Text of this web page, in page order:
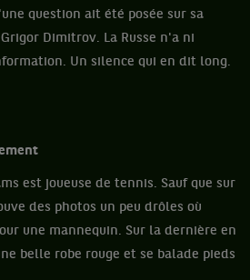
question ait été posée sur sa
Dimitrov. La Russe n'a ni
Un silence qui en dit long.
est joueuse de tennis. Sauf que sur
des photos un peu drôles où
une mannequin. Sur la dernière en
belle robe rouge et se balade pieds